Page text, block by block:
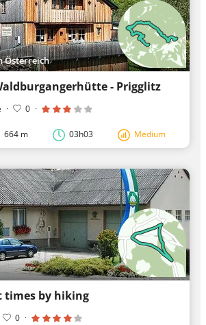
Österreich
- Prigglitz
· 0 ·
664 m 03h03 Medium
times by hiking
0 ·